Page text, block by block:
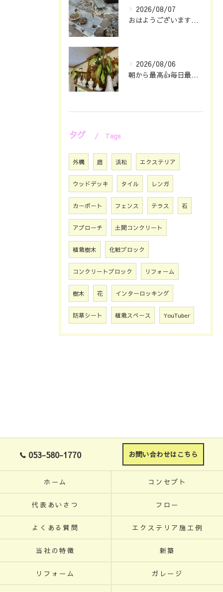
2026/08/07
おはようございます🖐️😊
2026/08/06
朝から最高👍毎日最幸の😁マツジン社長でございます🤗
タグ Tags
外構 庭 浜松 エクステリア
ウッドデッキ タイル レンガ
カーポート フェンス テラス 石
アプローチ 土間コンクリート
植栽樹木 化粧ブロック
コンクリートブロック リフォーム
樹木 花 インターロッキング
防草シート 植栽スペース YouTuber
053-580-1770 お問い合わせはこちら
ホーム コンセプト
代表あいさつ フロー
よくある質問 エクステリア施工例
当社の特徴 新築
リフォーム ガレージ